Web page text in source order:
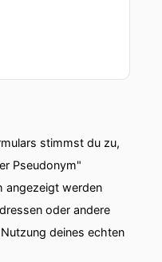
stimmst du zu,
Pseudonym"
angezeigt werden
oder andere
deines echten